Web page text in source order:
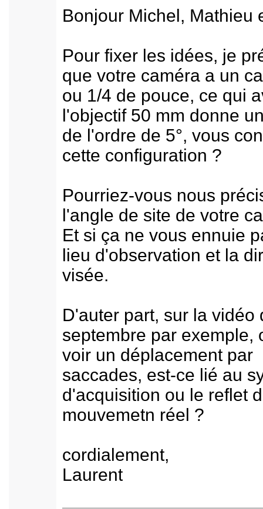
Bonjour Michel, Mathieu
Pour fixer les idées, je
que votre caméra a un
ou 1/4 de pouce, ce qui
l'objectif 50 mm donne
de l'ordre de 5°, vous
cette configuration ?
Pourriez-vous nous
l'angle de site de votre
Et si ça ne vous ennuie
lieu d'observation et la
visée.
D'auter part, sur la vidéo
septembre par exemple,
voir un déplacement par
saccades, est-ce lié au
d'acquisition ou le reflet
mouvemetn réel ?
cordialement,
Laurent